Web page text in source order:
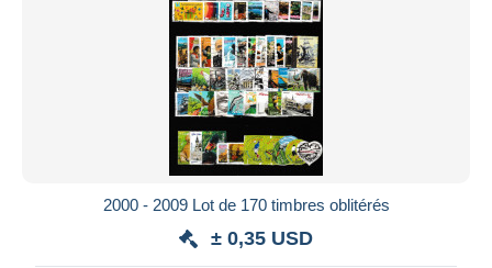
2000 - 2009 Lot de 170 timbres oblitérés
± 0,35 USD